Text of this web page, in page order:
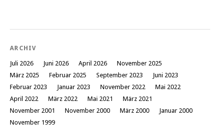
ARCHIV
Juli 2026 Juni 2026 April 2026
November 2025
März 2025
Februar 2025 September 2023
Juni 2023
Februar 2023
Januar 2023 November 2022
Mai 2022
April 2022
März 2022 Mai 2021
März 2021
November 2001
November 2000 März 2000
Januar 2000
November 1999